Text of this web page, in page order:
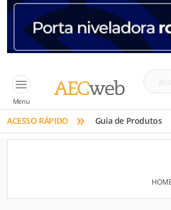
Menu
tinta,
etc
ACESSO RÁPIDO » Guia de Produtos